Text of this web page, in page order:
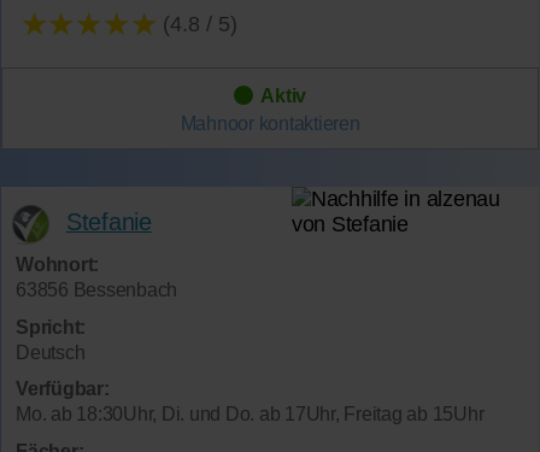
★★★★★ (4.8 / 5)
Aktiv
Mahnoor kontaktieren
Stefanie
Wohnort:
63856 Bessenbach
Spricht:
Deutsch
Verfügbar:
Mo. ab 18:30Uhr, Di. und Do. ab 17Uhr, Freitag ab 15Uhr